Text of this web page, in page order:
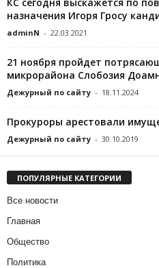
назначения Игоря Гросу
adminN - 22.03.2021
21 ноября пройдет
микрорайона Слобозия
Дежурный по сайту - 18.11.2024
Прокуроры арестовали
Дежурный по сайту - 30.10.2019
ПОПУЛЯРНЫЕ КАТЕГОРИИ
Все новости
Главная
Общество
Политика